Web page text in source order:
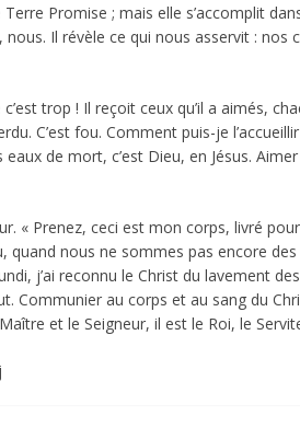
Promise ; mais elle s’accomplit
Il révèle ce qui nous asservit :
trop ! Il reçoit ceux qu’il a aimés,
C’est fou. Comment puis-je
de mort, c’est Dieu, en Jésus.
« Prenez, ceci est mon corps, livré
quand nous ne sommes pas encore
j’ai reconnu le Christ du lavement
Communier au corps et au sang du
et le Seigneur, il est le Roi, le